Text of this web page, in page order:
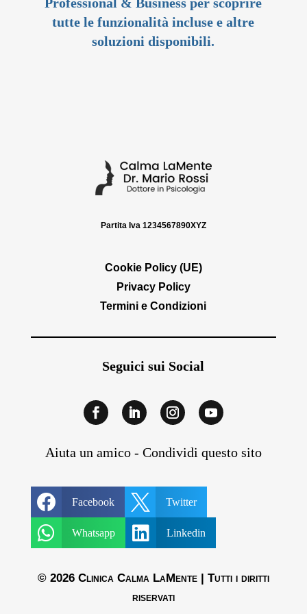
tutte le funzionalità incluse e altre
soluzioni disponibili.
Partita Iva 1234567890XYZ
Cookie Policy (UE)
Privacy Policy
Termini e Condizioni
Seguici sui Social
Aiuta un amico - Condividi questo sito
 Facebook  Twitter
 Whatsapp  Linkedin
© 2026 Clinica Calma LaMente | Tutti i diritti
riservati